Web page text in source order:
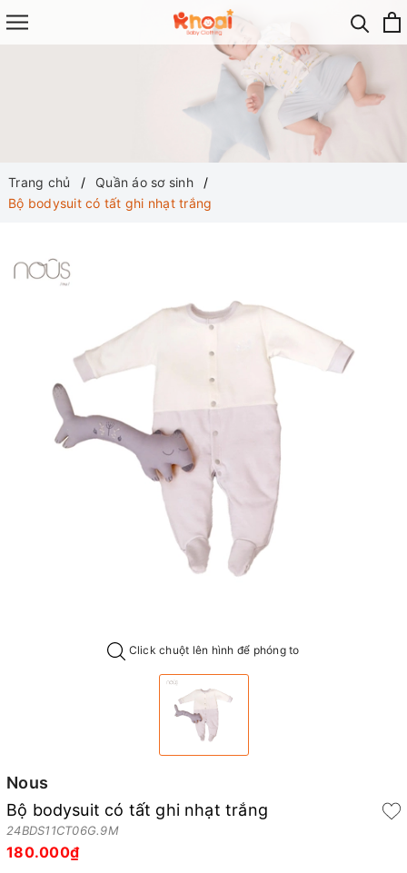
Trang chủ
Quần áo sơ sinh
Bộ bodysuit có tất ghi nhạt trắng
Click chuột lên hình để phóng to
Nous
Bộ bodysuit có tất ghi nhạt trắng
24BDS11CT06G.9M
180.000₫